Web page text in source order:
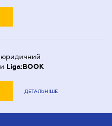
юридичний
Liga:BOOK
ДЕТАЛЬНІШЕ